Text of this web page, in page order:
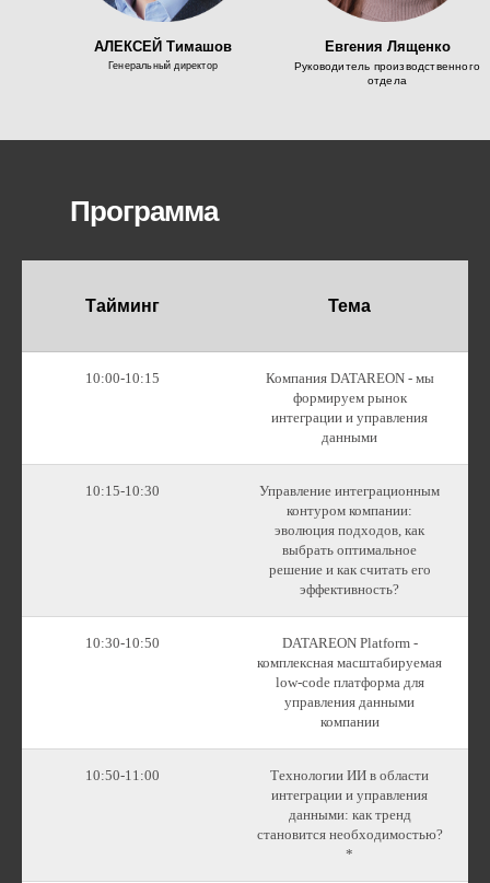
АЛЕКСЕЙ Тимашов Евгения Лященко
Генеральный директор
Руководитель производственного
отдела
Программа
Тайминг Тема
10:00-10:15
Компания DATAREON - мы
формируем рынок
интеграции и управления
данными
10:15-10:30
Управление интеграционным
контуром компании:
эволюция подходов, как
выбрать оптимальное
решение и как считать его
эффективность?
10:30-10:50
DATAREON Platform -
комплексная масштабируемая
low-code платформа для
управления данными
компании
10:50-11:00
Технологии ИИ в области
интеграции и управления
данными: как тренд
становится необходимостью?
*